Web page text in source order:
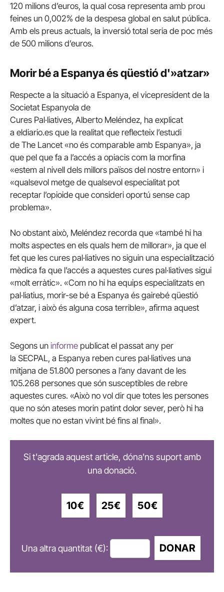
120 milions d’euros, la qual cosa representa amb prou
feines un 0,002% de la despesa global en salut pública.
Amb els preus actuals, la inversió total seria de poc més
de 500 milions d’euros.
Morir bé a Espanya és qüestió d'»atzar»
Respecte a la situació a Espanya, el vicepresident de la
Societat Espanyola de
Cures Pal·liatives, Alberto Meléndez, ha explicat
a eldiario.es que la realitat que reflecteix l’estudi
de The Lancet «no és comparable amb Espanya», ja
que pel que fa a l’accés a opiacis com la morfina
«estem al nivell dels millors països del nostre entorn» i
«qualsevol metge de qualsevol especialitat pot
receptar l’opioide que consideri oportú sense cap
problema».
No obstant això, Meléndez recorda que «també hi ha
molts aspectes en els quals hem de millorar», ja que el
fet que les cures pal·liatives no siguin una especialització
mèdica fa que l’accés a aquestes cures pal·liatives sigui
«molt erràtic». «Com no hi ha equips especialitzats en
pal·liatius, morir-se bé a Espanya és gairebé qüestió
d’atzar, i això és alguna cosa terrible», afirma aquest
expert.
Segons un informe publicat el passat any per
la SECPAL, a Espanya reben cures pal·liatives una
mitjana de 51.800 persones a l’any davant de les
105.268 persones que són susceptibles de rebre
aquestes cures. «Això no vol dir que totes les persones
que no són ateses morin patint dolor sever, però hi ha
moltes que no estan vivint bé fins al final».
Si t'agrada aquest article, dóna'ns suport amb
una donació.
10€ 25€ 50€
Una altra quantitat (€): DONAR